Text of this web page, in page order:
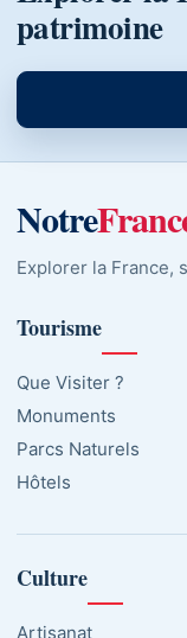
patrimoine
Notre
Explorer la France,
Tourisme
Que Visiter ?
Monuments
Parcs Naturels
Hôtels
Culture
Artisanat